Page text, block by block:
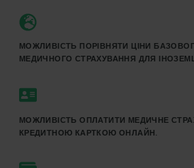
МОЖЛИВІСТЬ ПОРІВНЯТИ ЦІНИ
МЕДИЧНОГО СТРАХУВАННЯ ДЛЯ
МОЖЛИВІСТЬ ОПЛАТИТИ МЕДИЧНЕ
КРЕДИТНОЮ КАРТКОЮ ОНЛАЙН.